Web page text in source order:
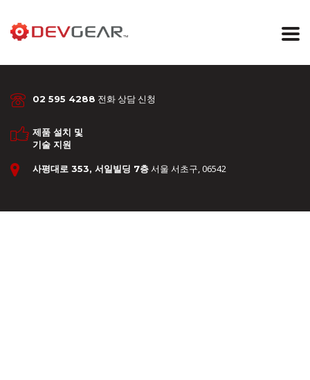
02 595 4288 전화 상담 신청
제품 설치 및
기술 지원
사평대로 353, 서일빌딩 7층서울 서초구, 06542